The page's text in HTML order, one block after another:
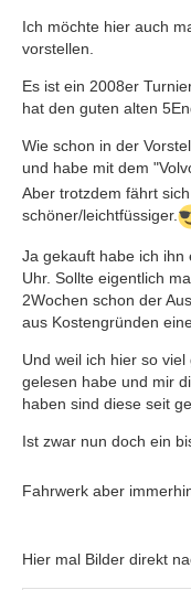
Ich möchte hier auch
vorstellen.
Es ist ein 2008er
hat den guten alten
Wie schon in der
und habe mit dem
Aber trotzdem fährt
schöner/leichtfüssiger.
Ja gekauft habe ich
Uhr. Sollte eigentlich
2Wochen schon der
aus Kostengründen
Und weil ich hier so
gelesen habe und mir
haben sind diese seit
Ist zwar nun doch ein
Fahrwerk aber
Hier mal Bilder direkt